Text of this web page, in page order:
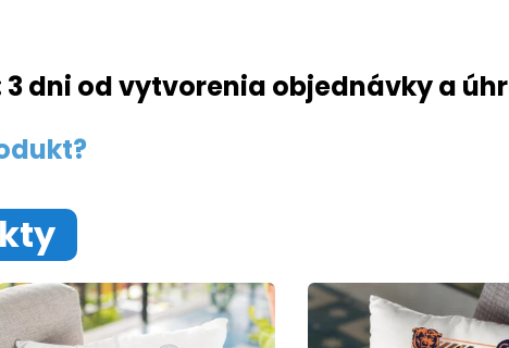
dni od vytvorenia objednávky a